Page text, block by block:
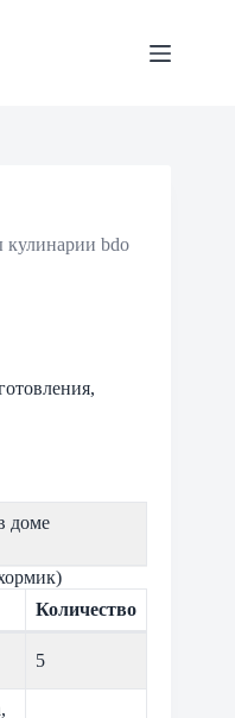
кулинарии bdo
доме
Количество
5